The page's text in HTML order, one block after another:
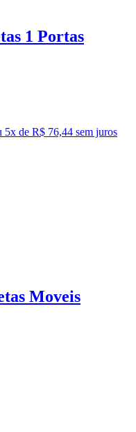
1 Portas
5x de R$ 76,44 sem juros
Moveis